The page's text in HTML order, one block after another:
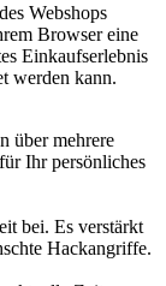
Webshops
Browser eine
Einkaufserlebnis
werden kann.
über mehrere
Ihr persönliches
bei. Es verstärkt
Hackangriffe.